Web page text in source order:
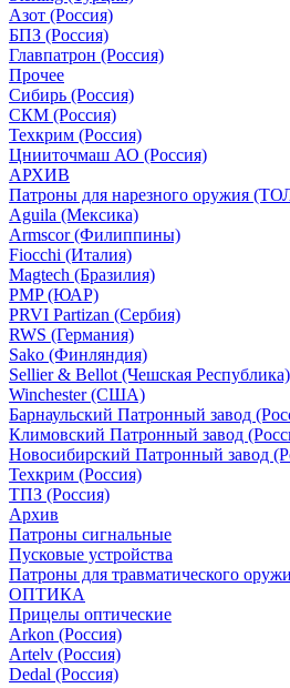
Азот (Россия)
БПЗ (Россия)
Главпатрон (Россия)
Прочее
Сибирь (Россия)
СКМ (Россия)
Техкрим (Россия)
Цнииточмаш АО (Россия)
АРХИВ
Патроны для нарезного оружия
Aguila (Мексика)
Armscor (Филиппины)
Fiocchi (Италия)
Magtech (Бразилия)
PMP (ЮАР)
PRVI Partizan (Сербия)
RWS (Германия)
Sako (Финляндия)
Sellier & Bellot (Чешская Республика)
Winchester (США)
Барнаульский Патронный завод
Климовский Патронный завод
Новосибирский Патронный завод
Техкрим (Россия)
ТПЗ (Россия)
Архив
Патроны сигнальные
Пусковые устройства
Патроны для травматического
ОПТИКА
Прицелы оптические
Arkon (Россия)
Artelv (Россия)
Dedal (Россия)